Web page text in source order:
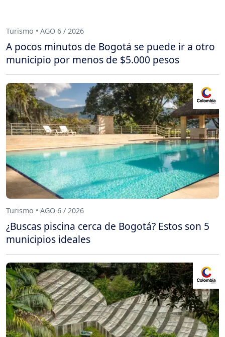
Turismo • AGO 6 / 2026
A pocos minutos de Bogotá se puede ir a otro
municipio por menos de $5.000 pesos
Turismo • AGO 6 / 2026
¿Buscas piscina cerca de Bogotá? Estos son 5
municipios ideales